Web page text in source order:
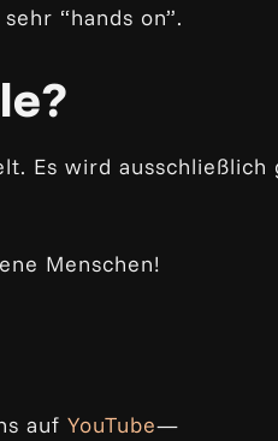
“hands on”.
Es wird
Menschen!
auf YouTube—